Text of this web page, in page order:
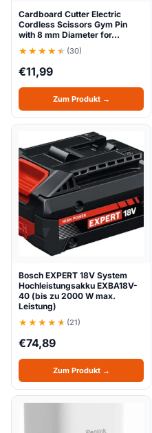
Cardboard Cutter Electric
Cordless Scissors Gym Pin
with 8 mm Diameter for…
(30)
€11,99
Zum Produkt →
Bosch EXPERT 18V System
Hochleistungsakku EXBA18V-
40 (bis zu 2000 W max.
Leistung)
(21)
€74,89
Zum Produkt →